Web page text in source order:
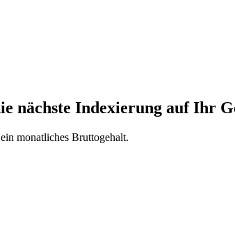
nächste Indexierung auf Ihr
monatliches Bruttogehalt.